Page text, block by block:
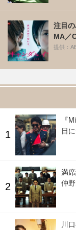
注目
MA／
提供：
『
日
満
仲
川